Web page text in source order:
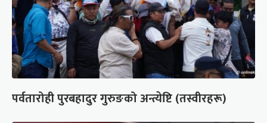
पर्वतारोही पुरबहादुर गुरुङको अन्त्येष्टि (तस्वीरहरू)